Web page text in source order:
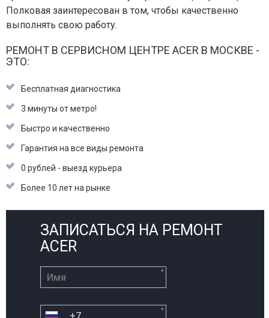
Полковая заинтересован в том, чтобы качественно
выполнять свою работу.
РЕМОНТ В СЕРВИСНОМ ЦЕНТРЕ ACER В МОСКВЕ -
ЭТО:
Бесплатная диагностика
3 минуты от метро!
Быстро и качественно
Гарантия на все виды ремонта
0 рублей - выезд курьера
Более 10 лет на рынке
ЗАПИСАТЬСЯ НА РЕМОНТ
ACER
*
*